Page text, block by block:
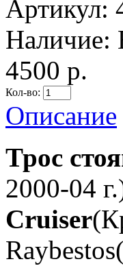
Артикул:
Наличие:
4500 р.
Кол-во:
Описание
Трос
2000-04
Cruiser